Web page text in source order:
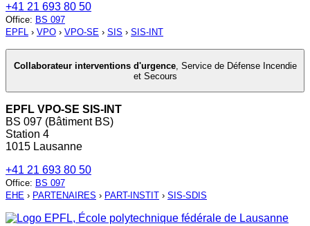
+41 21 693 80 50
Office: BS 097
EPFL › VPO › VPO-SE › SIS › SIS-INT
Collaborateur interventions d'urgence, Service de Défense Incendie
et Secours
EPFL VPO-SE SIS-INT
BS 097 (Bâtiment BS)
Station 4
1015 Lausanne
+41 21 693 80 50
Office: BS 097
EHE › PARTENAIRES › PART-INSTIT › SIS-SDIS